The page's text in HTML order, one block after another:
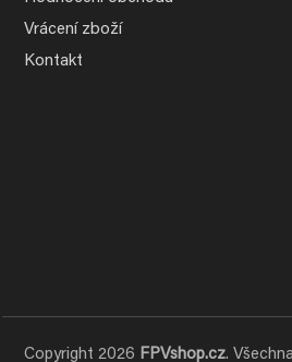
Vrácení zboží
Kontakt
Copyright 2026 FPVshop.cz.